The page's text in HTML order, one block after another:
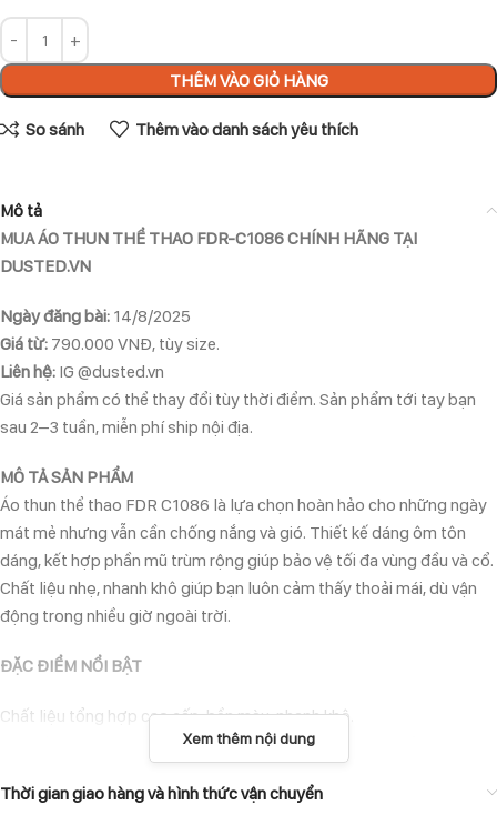
THÊM VÀO GIỎ HÀNG
So sánh Thêm vào danh sách yêu thích
Mô tả
MUA ÁO THUN THỂ THAO FDR-C1086 CHÍNH HÃNG TẠI
DUSTED.VN
Ngày đăng bài: 14/8/2025
Giá từ: 790.000 VNĐ, tùy size.
Liên hệ: IG @dusted.vn
Giá sản phẩm có thể thay đổi tùy thời điểm. Sản phẩm tới tay bạn
sau 2–3 tuần, miễn phí ship nội địa.
MÔ TẢ SẢN PHẨM
Áo thun thể thao FDR C1086 là lựa chọn hoàn hảo cho những ngày
mát mẻ nhưng vẫn cần chống nắng và gió. Thiết kế dáng ôm tôn
dáng, kết hợp phần mũ trùm rộng giúp bảo vệ tối đa vùng đầu và cổ.
Chất liệu nhẹ, nhanh khô giúp bạn luôn cảm thấy thoải mái, dù vận
động trong nhiều giờ ngoài trời.
ĐẶC ĐIỂM NỔI BẬT
Chất liệu tổng hợp cao cấp, bền màu, nhanh khô.
Form ôm vừa vặn, tôn dáng, vẫn đảm bảo độ co giãn thoải mái.
gió.
Xem thêm nội dung
Thời gian giao hàng và hình thức vận chuyển